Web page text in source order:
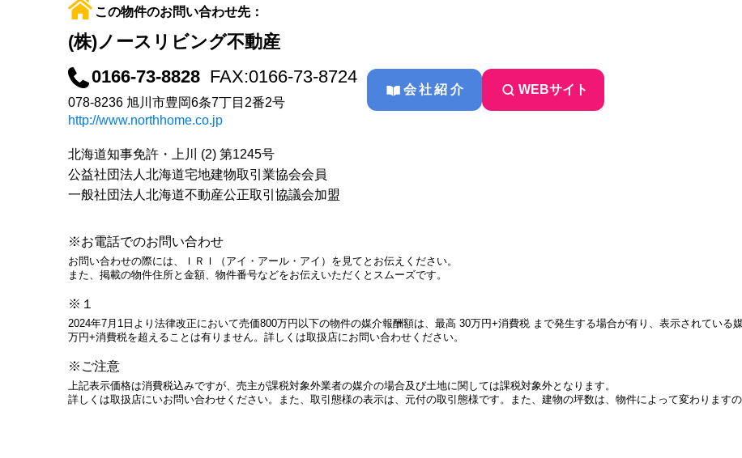
この物件のお問い合わせ先：
(株)ノースリビング不動産
0166-73-8828 FAX:0166-73-8724
078-8236 旭川市豊岡6条7丁目2番2号
http://www.northhome.co.jp
会社紹介 WEBサイト
北海道知事免許・上川 (2) 第1245号
公益社団法人北海道宅地建物取引業協会会員
一般社団法人北海道不動産公正取引協議会加盟
※お電話でのお問い合わせ
お問い合わせの際には、ＩＲＩ（アイ・アール・アイ）を見てとお伝えください。
また、掲載の物件住所と金額、物件番号などをお伝えいただくとスムーズです。
※１
2024年7月1日より法律改正において売価800万円以下の物件の媒介報酬額は、最高 30万円+消費税 まで発生する場合が有り、表示されてい
万円+消費税を超えることは有りません。詳しくは取扱店にお問い合わせください。
※ご注意
上記表示価格は消費税込みですが、売主が課税対象外業者の媒介の場合及び土地に関しては課税対象外となります。
詳しくは取扱店にいお問い合わせください。また、取引態様の表示は、元付の取引態様です。また、建物の坪数は、物件によって変わります